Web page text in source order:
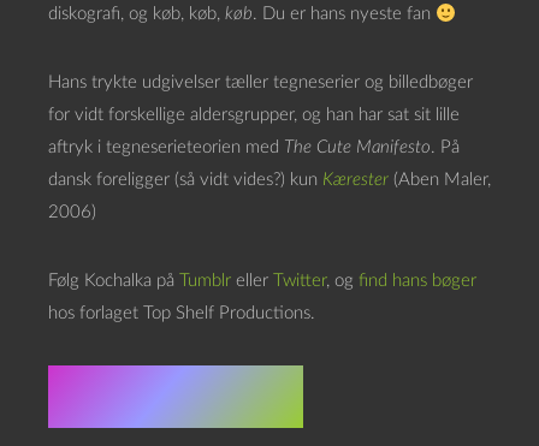
diskografi, og køb, køb, køb. Du er hans nyeste fan
Hans trykte udgivelser tæller tegneserier og billedbøger
for vidt forskellige aldersgrupper, og han har sat sit lille
aftryk i tegneserieteorien med The Cute Manifesto. På
dansk foreligger (så vidt vides?) kun Kærester (Aben Maler,
2006)
Følg Kochalka på Tumblr eller Twitter, og find hans bøger
hos forlaget Top Shelf Productions.
De løse links